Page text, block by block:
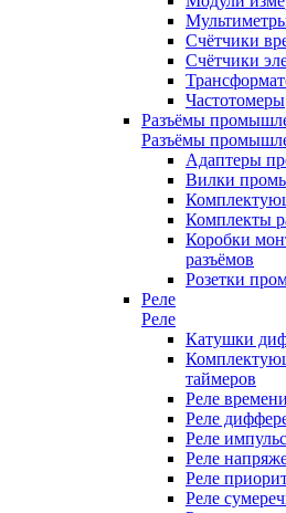
Счётчики
Счётчики
Частотомеры
Разъёмы
Разъёмы
Адаптеры
Вилки
Комплекты
Коробки
разъёмов
Розетки
Реле
Реле
Катушки
таймеров
Реле
Реле
Реле
Реле
Реле
Реле